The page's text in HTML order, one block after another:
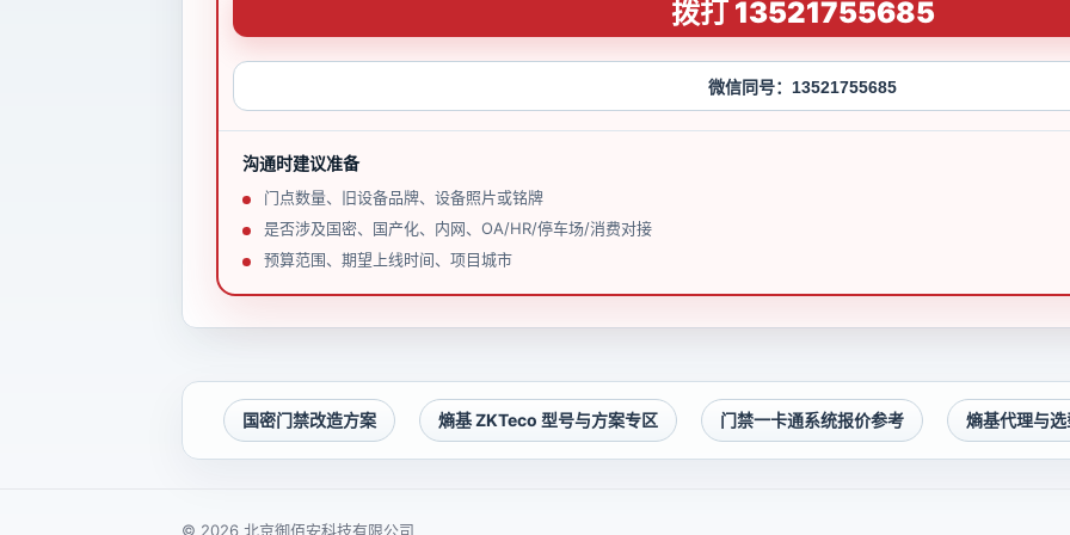
拨打 13521755685
微信同号：13521755685
沟通时建议准备
门点数量、旧设备品牌、设备照片或铭牌
是否涉及国密、国产化、内网、OA/HR/停车场/消费对接
预算范围、期望上线时间、项目城市
国密门禁改造方案 熵基 ZKTeco 型号与方案专区 门禁一卡通系统报价参考 熵基代理与
© 2026 北京御佰安科技有限公司